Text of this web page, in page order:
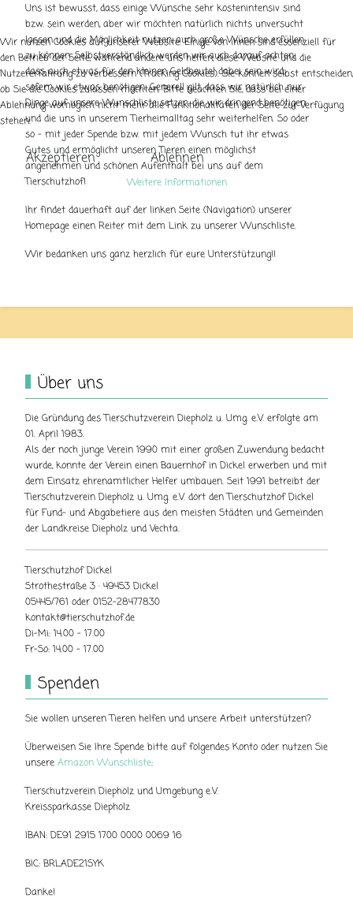
Uns ist bewusst, dass einige Wünsche sehr kostenintensiv sind
bzw. sein werden, aber wir möchten natürlich nichts unversucht
lassen und die Möglichkeit nutzen, auch große Wünsche erfüllen
zu können. Selbstverständlich werden wir auch darauf achten,
dass auch etwas für den kleinen Geldbeutel dabei sein wird,
sofern wir etwas benötigen. Generell gilt, dass wir natürlich nur
Dinge auf unsere Wunschliste setzen, die wir dringend benötigen
und die uns in unserem Tierheimalltag sehr weiterhelfen. So oder
so - mit jeder Spende bzw. mit jedem Wunsch tut ihr etwas
Gutes und ermöglicht unseren Tieren einen möglichst
angenehmen und schönen Aufenthalt bei uns auf dem
Tierschutzhof!
Ihr findet dauerhaft auf der linken Seite (Navigation) unserer
Homepage einen Reiter mit dem Link zu unserer Wunschliste.
Wir bedanken uns ganz herzlich für eure Unterstützung!!
Über uns
Die Gründung des Tierschutzverein Diepholz u. Umg. e.V. erfolgte am
01. April 1983.
Als der noch junge Verein 1990 mit einer großen Zuwendung bedacht
wurde, konnte der Verein einen Bauernhof in Dickel erwerben und mit
dem Einsatz ehrenamtlicher Helfer umbauen. Seit 1991 betreibt der
Tierschutzverein Diepholz u. Umg. e.V. dort den Tierschutzhof Dickel
für Fund- und Abgabetiere aus den meisten Städten und Gemeinden
der Landkreise Diepholz und Vechta.
Tierschutzhof Dickel
Strothestraße 3 · 49453 Dickel
05445/761 oder 0152-28477830
kontakt@tierschutzhof.de
Di-Mi: 14.00 - 17.00
Fr-So: 14.00 - 17.00
Spenden
Sie wollen unseren Tieren helfen und unsere Arbeit unterstützen?
Überweisen Sie Ihre Spende bitte auf folgendes Konto oder nutzen Sie
unsere Amazon Wunschliste:
Tierschutzverein Diepholz und Umgebung e.V.
Kreissparkasse Diepholz
IBAN: DE91 2915 1700 0000 0069 16
BIC: BRLADE21SYK
Danke!
Wir nutzen Cookies auf unserer Website. Einige von ihnen sind essenziell für
den Betrieb der Seite, während andere uns helfen, diese Website und die
Nutzererfahrung zu verbessern (Tracking Cookies). Sie können selbst entscheiden,
ob Sie die Cookies zulassen möchten. Bitte beachten Sie, dass bei einer
Ablehnung womöglich nicht mehr alle Funktionalitäten der Seite zur Verfügung
stehen.
Akzeptieren Ablehnen
Weitere Informationen